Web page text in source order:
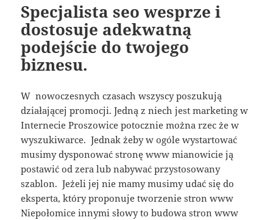
Specjalista seo wesprze i
dostosuje adekwatną
podejście do twojego
biznesu.
W nowoczesnych czasach wszyscy poszukują
działającej promocji. Jedną z niech jest marketing w
Internecie Proszowice potocznie można rzec że w
wyszukiwarce. Jednak żeby w ogóle wystartować
musimy dysponować stronę www mianowicie ją
postawić od zera lub nabywać przystosowany
szablon. Jeżeli jej nie mamy musimy udać się do
eksperta, który proponuje tworzenie stron www
Niepołomice innymi słowy to budowa stron www